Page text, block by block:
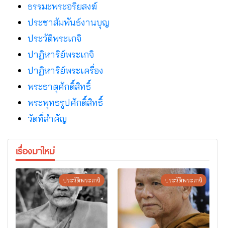
ธรรมะพระอริยสงฆ์
ประชาสัมพันธ์งานบุญ
ประวัติพระเกจิ
ปาฏิหาริย์พระเกจิ
ปาฏิหาริย์พระเครื่อง
พระธาตุศักดิ์สิทธิ์
พระพุทธรูปศักดิ์สิทธิ์
วัดที่สําคัญ
เรื่องมาใหม่
ประวัติพระเกจิ ประวัติพระเกจิ